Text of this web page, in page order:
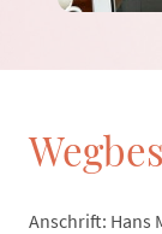
Anschrift: Hans